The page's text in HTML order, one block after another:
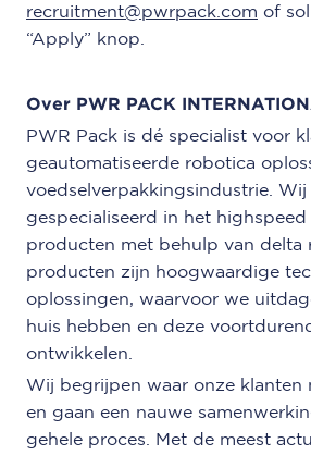
recruitment@pwrpack.com of
“Apply” knop.
Over PWR PACK
PWR Pack is dé specialist voor
geautomatiseerde robotica
voedselverpakkingsindustrie. Wij
gespecialiseerd in het
producten met behulp van delta
producten zijn hoogwaardige
oplossingen, waarvoor we
huis hebben en deze
ontwikkelen.
Wij begrijpen waar onze klanten
en gaan een nauwe
gehele proces. Met de meest